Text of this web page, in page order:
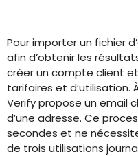
Pour importer un fichier
afin d’obtenir les
créer un compte client
tarifaires et d’utilisation.
Verify propose un email
d’une adresse. Ce
secondes et ne
de trois utilisations